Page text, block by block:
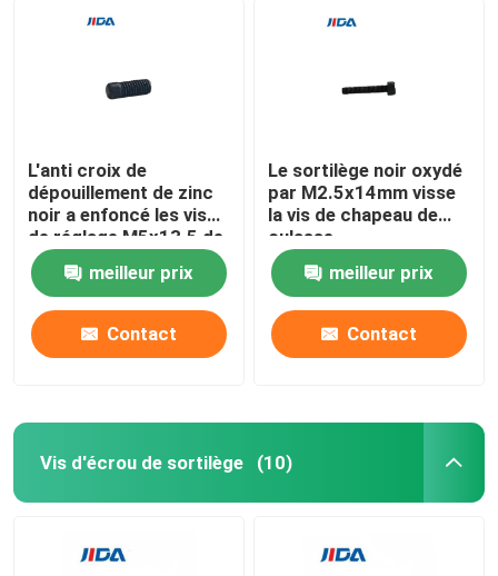
L'anti croix de
dépouillement de zinc
noir a enfoncé les vis
de réglage M5x13.5 de
prise de sortilège
meilleur prix
Contact
Le sortilège noir oxydé
par M2.5x14mm visse
la vis de chapeau de
culasse
meilleur prix
Contact
Vis d'écrou de sortilège (10)